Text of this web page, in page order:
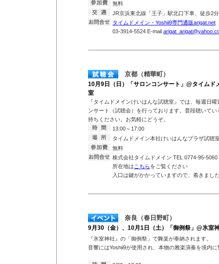
無料
JR京浜東北線「王子」駅北口下車、徒歩
タイムドメイン・Yoshii9専門通販arigat.net
03-3914-5524 E-mail
京都（精華町）
10月9日（日）「サロンコンサート」@タイムド
室
『タイムドメインけいはんな試聴室』では、毎週日
ンサート（試聴会）を行っております。普段聴いて
持ちください。お気軽にどうぞ。
13:00～17:00
タイムドメイン本社けいはんなプラザ試聴
無料
株式会社タイムドメイン TEL 0774-95-5060
所在地は こちらをご覧ください
入口は鍵がかかっていますので、着きまし
奈良（春日野町）
9月30（金）、10月1日（土）「御例祭」@氷室
『氷室神社』の「御例祭」で舞楽が奉納されます。
音響にはYoshii9が使用され、本物の雅楽演奏を境内